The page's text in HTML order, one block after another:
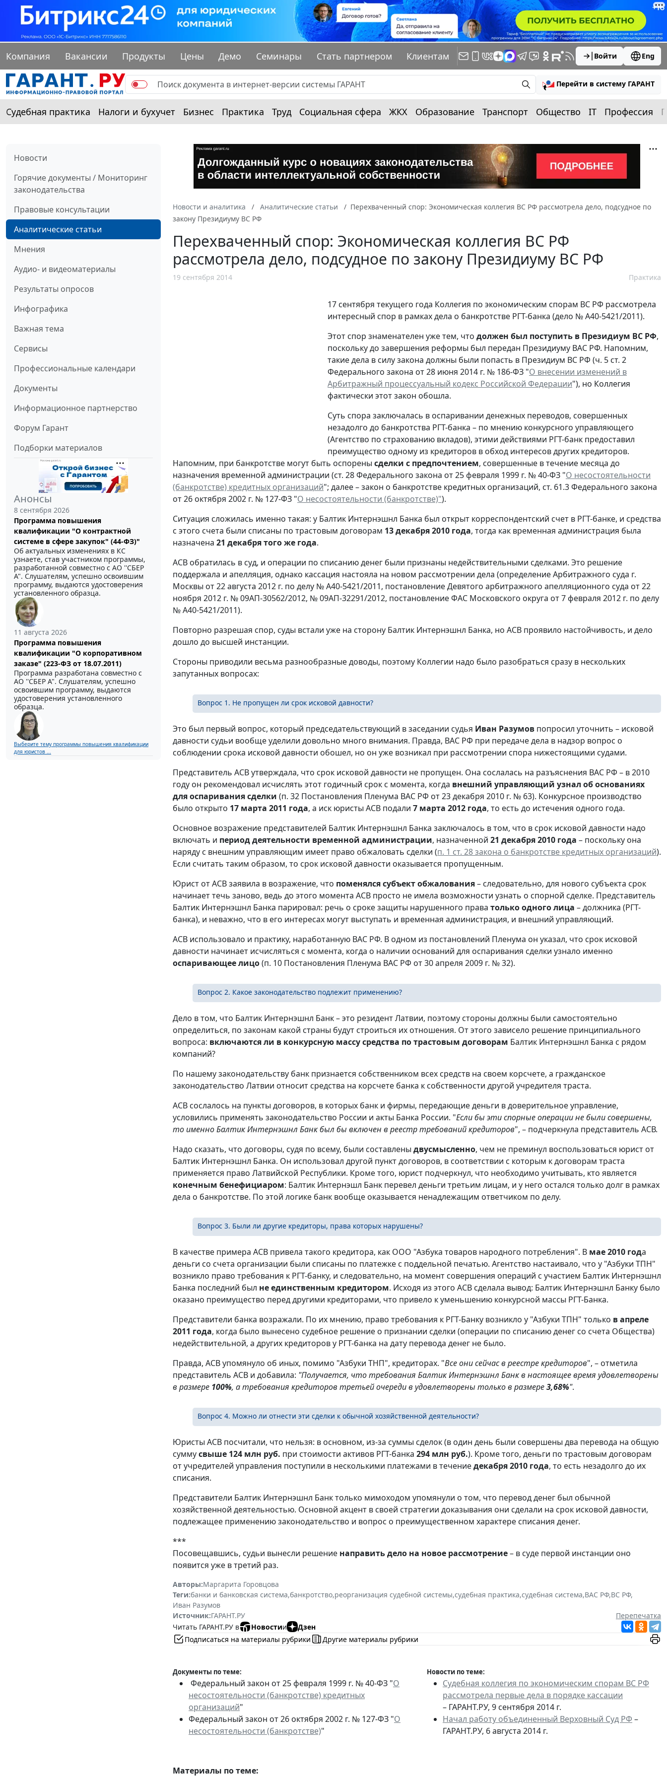
Компания Вакансии Продукты Цены Демо Семинары Стать партнером Клиентам Войти Eng
Перейти в систему ГАРАНТ
Судебная практика Налоги и бухучет Бизнес Практика Труд Социальная сфера ЖКХ Образование Транспорт Общество IT Профессия
Новости
Горячие документы / Мониторинг
законодательства
Правовые консультации
Аналитические статьи
Мнения
Аудио- и видеоматериалы
Результаты опросов
Инфографика
Важная тема
Сервисы
Профессиональные календари
Документы
Информационное партнерство
Форум Гарант
Подборки материалов
Анонсы
8 сентября 2026
Программа повышения
квалификации "О контрактной
системе в сфере закупок" (44-ФЗ)"
Об актуальных изменениях в КС
узнаете, став участником программы,
разработанной совместно с АО ''СБЕР
А". Слушателям, успешно освоившим
программу, выдаются удостоверения
установленного образца.
11 августа 2026
Программа повышения
квалификации "О корпоративном
заказе" (223-ФЗ от 18.07.2011)
Программа разработана совместно с
АО ''СБЕР А". Слушателям, успешно
освоившим программу, выдаются
удостоверения установленного
образца.
Выберите тему программы повышения квалификации
для юристов ...
Новости и аналитика Аналитические статьи
Перехваченный спор: Экономическая коллегия ВС РФ рассмотрела дело, подсудное по
закону Президиуму ВС РФ
Перехваченный спор: Экономическая коллегия ВС РФ
рассмотрела дело, подсудное по закону Президиуму ВС РФ
19 сентября 2014 Практика
17 сентября текущего года Коллегия по экономическим спорам ВС РФ рассмотрела
интересный спор в рамках дела о банкротстве РГТ-банка (дело № А40-5421/2011).
Этот спор знаменателен уже тем, что должен был поступить в Президиум ВС РФ,
поскольку до завершения реформы был передан Президиуму ВАС РФ. Напомним,
такие дела в силу закона должны были попасть в Президиум ВС РФ (ч. 5 ст. 2
Федерального закона от 28 июня 2014 г. № 186-ФЗ "О внесении изменений в
Арбитражный процессуальный кодекс Российской Федерации"), но Коллегия
фактически этот закон обошла.
Суть спора заключалась в оспаривании денежных переводов, совершенных
незадолго до банкротства РГТ-банка – по мнению конкурсного управляющего
(Агентство по страхованию вкладов), этими действиями РГТ-банк предоставил
преимущество одному из кредиторов в обход интересов других кредиторов.
Напомним, при банкротстве могут быть оспорены сделки с предпочтением, совершенные в течение месяца до
назначения временной администрации (ст. 28 Федерального закона от 25 февраля 1999 г. № 40-ФЗ "О несостоятельности
(банкротстве) кредитных организаций"; далее – закон о банкротстве кредитных организаций, ст. 61.3 Федерального закона
от 26 октября 2002 г. № 127-ФЗ "О несостоятельности (банкротстве)").
Ситуация сложилась именно такая: у Балтик Интернэшнл Банка был открыт корреспондентский счет в РГТ-банке, и средства
с этого счета были списаны по трастовым договорам 13 декабря 2010 года, тогда как временная администрация была
назначена 21 декабря того же года.
АСВ обратилась в суд, и операции по списанию денег были признаны недействительными сделками. Это решение
поддержала и апелляция, однако кассация настояла на новом рассмотрении дела (определение Арбитражного суда г.
Москвы от 22 августа 2012 г. по делу № А40-5421/2011, постановление Девятого арбитражного апелляционного суда от 22
ноября 2012 г. № 09АП-30562/2012, № 09АП-32291/2012, постановление ФАС Московского округа от 7 февраля 2012 г. по делу
№ А40-5421/2011).
Повторно разрешая спор, суды встали уже на сторону Балтик Интернэшнл Банка, но АСВ проявило настойчивость, и дело
дошло до высшей инстанции.
Стороны приводили весьма разнообразные доводы, поэтому Коллегии надо было разобраться сразу в нескольких
запутанных вопросах:
Вопрос 1. Не пропущен ли срок исковой давности?
Это был первый вопрос, который председательствующий в заседании судья Иван Разумов попросил уточнить – исковой
давности судьи вообще уделили довольно много внимания. Правда, ВАС РФ при передаче дела в надзор вопрос о
соблюдении срока исковой давности обошел, но он уже возникал при рассмотрении спора нижестоящими судами.
Представитель АСВ утверждала, что срок исковой давности не пропущен. Она сослалась на разъяснения ВАС РФ – в 2010
году он рекомендовал исчислять этот годичный срок с момента, когда внешний управляющий узнал об основаниях
для оспаривания сделки (п. 32 Постановления Пленума ВАС РФ от 23 декабря 2010 г. № 63). Конкурсное производство
было открыто 17 марта 2011 года, а иск юристы АСВ подали 7 марта 2012 года, то есть до истечения одного года.
Основное возражение представителей Балтик Интернэшнл Банка заключалось в том, что в срок исковой давности надо
включать и период деятельности временной администрации, назначенной 21 декабря 2010 года – поскольку она
наряду с внешним управляющим имеет право обжаловать сделки (п. 1 ст. 28 закона о банкротстве кредитных организаций).
Если считать таким образом, то срок исковой давности оказывается пропущенным.
Юрист от АСВ заявила в возражение, что поменялся субъект обжалования– следовательно, для нового субъекта срок
начинает течь заново, ведь до этого момента АСВ просто не имела возможности узнать о спорной сделке. Представитель
Балтик Интернэшнл Банка парировал: речь о сроке защиты нарушенного права только одного лица – должника (РГТ-
банка), и неважно, что в его интересах могут выступать и временная администрация, и внешний управляющий.
АСВ использовало и практику, наработанную ВАС РФ. В одном из постановлений Пленума он указал, что срок исковой
давности начинает исчисляться с момента, когда о наличии оснований для оспаривания сделки узнало именно
оспаривающее лицо(п. 10 Постановления Пленума ВАС РФ от 30 апреля 2009 г. № 32).
Вопрос 2. Какое законодательство подлежит применению?
Дело в том, что Балтик Интернэшнл Банк – это резидент Латвии, поэтому стороны должны были самостоятельно
определиться, по законам какой страны будут строиться их отношения. От этого зависело решение принципиального
вопроса: включаются ли в конкурсную массу средства по трастовым договорам Балтик Интернэшнл Банка с рядом
компаний?
По нашему законодательству банк признается собственником всех средств на своем корсчете, а гражданское
законодательство Латвии относит средства на корсчете банка к собственности другой учредителя траста.
АСВ сослалось на пункты договоров, в которых банк и фирмы, передающие деньги в доверительное управление,
условились применять законодательство России и акты Банка России. "Если бы эти спорные операции не были совершены,
то именно Балтик Интернэшнл Банк был бы включен в реестр требований кредиторов", – подчеркнула представитель АСВ.
Надо сказать, что договоры, судя по всему, были составлены двусмысленно, чем не преминул воспользоваться юрист от
Балтик Интернэшнл Банка. Он использовал другой пункт договоров, в соответствии с которым к договорам траста
применяется право Латвийской Республики. Кроме того, юрист подчеркнул, что необходимо учитывать, кто является
конечным бенефициаром: Балтик Интернэшл Банк перевел деньги третьим лицам, и у него остался только долг в рамках
дела о банкротстве. По этой логике банк вообще оказывается ненадлежащим ответчиком по делу.
Вопрос 3. Были ли другие кредиторы, права которых нарушены?
В качестве примера АСВ привела такого кредитора, как ООО "Азбука товаров народного потребления". В мае 2010 года
деньги со счета организации были списаны по платежке с поддельной печатью. Агентство настаивало, что у "Азбуки ТПН"
возникло право требования к РГТ-банку, и следовательно, на момент совершения операций с участием Балтик Интернэшнл
Банка последний был не единственным кредитором. Исходя из этого АСВ сделала вывод: Балтик Интернэшнл Банку было
оказано преимущество перед другими кредиторами, что привело к уменьшению конкурсной массы РГТ-Банка.
Представители банка возражали. По их мнению, право требования к РГТ-Банку возникло у "Азбуки ТПН" только в апреле
2011 года, когда было вынесено судебное решение о признании сделки (операции по списанию денег со счета Общества)
недействительной, а других кредиторов у РГТ-банка на дату перевода денег не было.
Правда, АСВ упомянуло об иных, помимо "Азбуки ТНП", кредиторах. "Все они сейчас в реестре кредиторов", – отметила
представитель АСВ и добавила: "Получается, что требования Балтик Интернэшнл Банк в настоящее время удовлетворены
в размере 100%, а требования кредиторов третьей очереди в удовлетворены только в размере3,68%".
Вопрос 4. Можно ли отнести эти сделки к обычной хозяйственной деятельности?
Юристы АСВ посчитали, что нельзя: в основном, из-за суммы сделок (в один день были совершены два перевода на общую
суммусвыше 124 млн руб. при стоимости активов РГТ-банка 294 млн руб.). Кроме того, деньги по трастовым договорам
от учредителей управления поступили в несколькими платежами в течениедекабря 2010 года, то есть незадолго до их
списания.
Представители Балтик Интернэшнл Банк только мимоходом упомянули о том, что перевод денег был обычной
хозяйственной деятельностью. Основной акцент в своей стратегии доказывания они сделали на срок исковой давности,
подлежащее применению законодательство и вопрос о преимущественном характере списания денег.
***
Посовещавшись, судьи вынесли решение направить дело на новое рассмотрение– в суде первой инстанции оно
появится уже в третий раз.
Авторы:Маргарита Горовцова
Теги:банки и банковская система,банкротство,реорганизация судебной системы,судебная практика,судебная система,ВАС РФ,ВС РФ,
Иван Разумов
Источник:ГАРАНТ.РУ
Перепечатка
Читать ГАРАНТ.РУ в
Новостии
Дзен
Подписаться на материалы рубрики
Другие материалы рубрики
Документы по теме: Новости по теме:
Федеральный закон от 25 февраля 1999 г. № 40-ФЗ "О
несостоятельности (банкротстве) кредитных
организаций"
Федеральный закон от 26 октября 2002 г. № 127-ФЗ "О
несостоятельности (банкротстве)"
Судебная коллегия по экономическим спорам ВС РФ
рассмотрела первые дела в порядке кассации
– ГАРАНТ.РУ, 9 сентября 2014 г.
Начал работу объединенный Верховный Суд РФ –
ГАРАНТ.РУ, 6 августа 2014 г.
Материалы по теме: